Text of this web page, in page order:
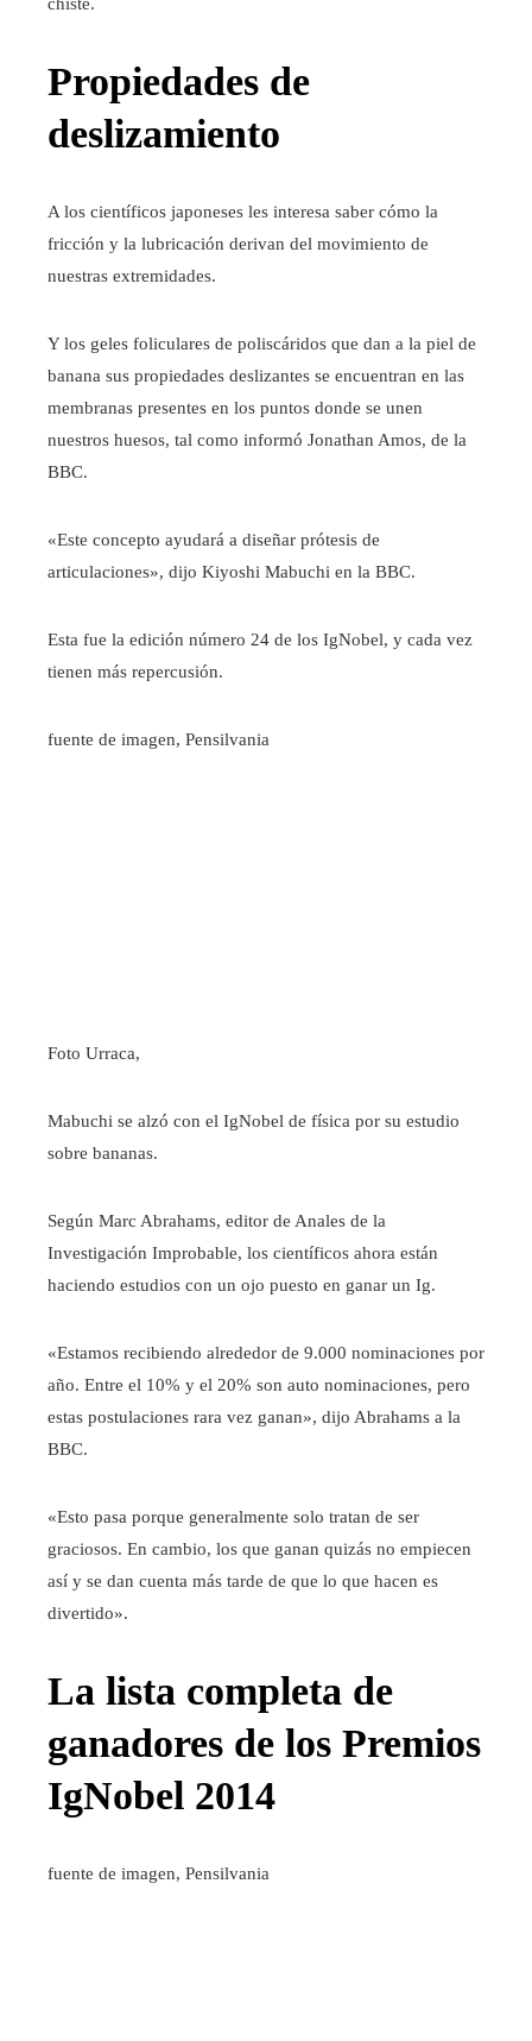
Propiedades de
deslizamiento
A los científicos japoneses les interesa saber cómo la
fricción y la lubricación derivan del movimiento de
nuestras extremidades.
Y los geles foliculares de poliscáridos que dan a la piel de
banana sus propiedades deslizantes se encuentran en las
membranas presentes en los puntos donde se unen
nuestros huesos, tal como informó Jonathan Amos, de la
BBC.
«Este concepto ayudará a diseñar prótesis de
articulaciones», dijo Kiyoshi Mabuchi en la BBC.
Esta fue la edición número 24 de los IgNobel, y cada vez
tienen más repercusión.
fuente de imagen, Pensilvania
Foto Urraca,
Mabuchi se alzó con el IgNobel de física por su estudio
sobre bananas.
Según Marc Abrahams, editor de Anales de la
Investigación Improbable, los científicos ahora están
haciendo estudios con un ojo puesto en ganar un Ig.
«Estamos recibiendo alrededor de 9.000 nominaciones por
año. Entre el 10% y el 20% son auto nominaciones, pero
estas postulaciones rara vez ganan», dijo Abrahams a la
BBC.
«Esto pasa porque generalmente solo tratan de ser
graciosos. En cambio, los que ganan quizás no empiecen
así y se dan cuenta más tarde de que lo que hacen es
divertido».
La lista completa de
ganadores de los Premios
IgNobel 2014
fuente de imagen, Pensilvania